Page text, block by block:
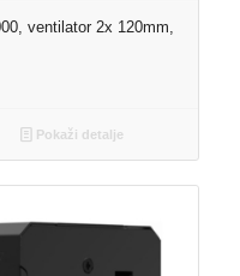
ventilator 2x 120mm,
Pokaži detalje